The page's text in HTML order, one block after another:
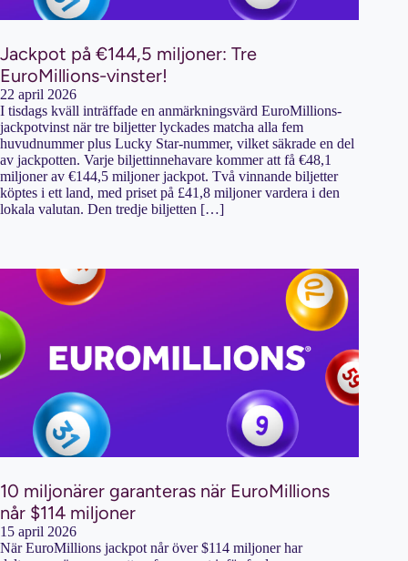
Jackpot på €144,5 miljoner: Tre
EuroMillions-vinster!
22 april 2026
I tisdags kväll inträffade en anmärkningsvärd EuroMillions-
jackpotvinst när tre biljetter lyckades matcha alla fem
huvudnummer plus Lucky Star-nummer, vilket säkrade en del
av jackpotten. Varje biljettinnehavare kommer att få €48,1
miljoner av €144,5 miljoner jackpot. Två vinnande biljetter
köptes i ett land, med priset på £41,8 miljoner vardera i den
lokala valutan. Den tredje biljetten […]
10 miljonärer garanteras när EuroMillions
når $114 miljoner
15 april 2026
När EuroMillions jackpot når över $114 miljoner har